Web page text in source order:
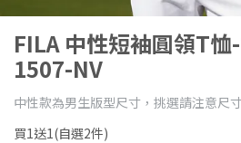
FILA 中性短袖圓領T恤
1507-NV
中性款為男生版型尺寸，挑選請注意尺
買1送1(自選2件)